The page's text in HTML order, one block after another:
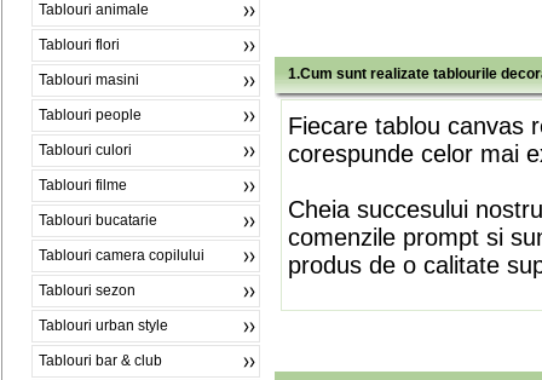
Tablouri animale
Tablouri flori
Tablouri masini
Tablouri people
Tablouri culori
Tablouri filme
Tablouri bucatarie
Tablouri camera copilului
Tablouri sezon
Tablouri urban style
Tablouri bar & club
1.Cum sunt realizate tablourile
Fiecare tablou canvas
corespunde celor mai
Cheia succesului
comenzile prompt si
produs de o calitate